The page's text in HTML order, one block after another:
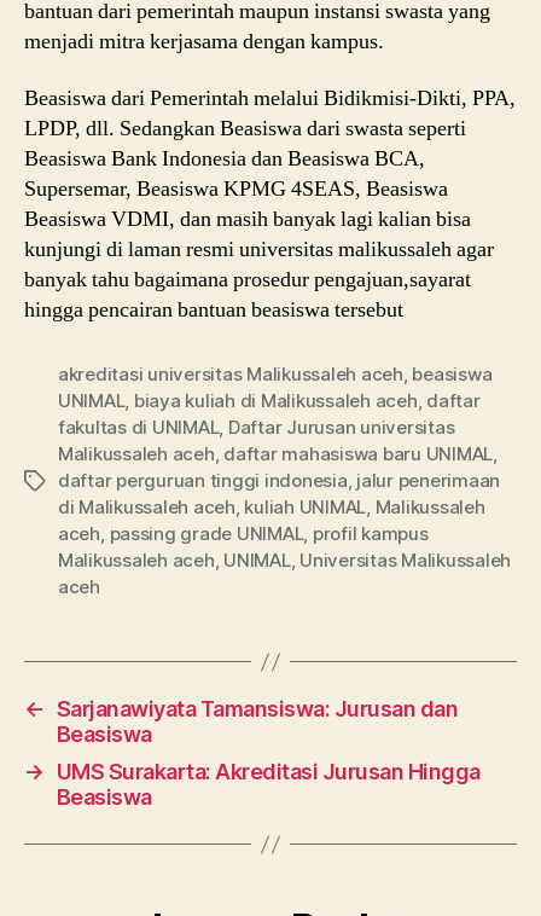
bantuan dari pemerintah maupun instansi swasta yang
menjadi mitra kerjasama dengan kampus.
Beasiswa dari Pemerintah melalui Bidikmisi-Dikti, PPA,
LPDP, dll. Sedangkan Beasiswa dari swasta seperti
Beasiswa Bank Indonesia dan Beasiswa BCA,
Supersemar, Beasiswa KPMG 4SEAS, Beasiswa
Beasiswa VDMI, dan masih banyak lagi kalian bisa
kunjungi di laman resmi universitas malikussaleh agar
banyak tahu bagaimana prosedur pengajuan,sayarat
hingga pencairan bantuan beasiswa tersebut
Tags
akreditasi universitas Malikussaleh aceh, beasiswa
UNIMAL, biaya kuliah di Malikussaleh aceh, daftar
fakultas di UNIMAL, Daftar Jurusan universitas
Malikussaleh aceh, daftar mahasiswa baru UNIMAL,
daftar perguruan tinggi indonesia, jalur penerimaan
di Malikussaleh aceh, kuliah UNIMAL, Malikussaleh
aceh, passing grade UNIMAL, profil kampus
Malikussaleh aceh, UNIMAL, Universitas Malikussaleh
aceh
← Sarjanawiyata Tamansiswa: Jurusan dan
Beasiswa
→
UMS Surakarta: Akreditasi Jurusan Hingga
Beasiswa